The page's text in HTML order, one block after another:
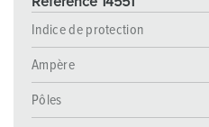
Indice de protection
Ampère
Pôles